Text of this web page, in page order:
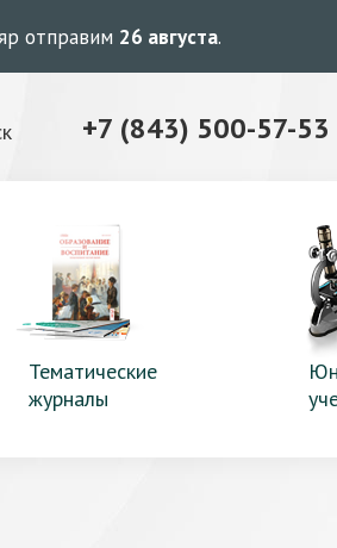
отправим 26 августа.
+7 (843) 500-57-53
Тематические
журналы